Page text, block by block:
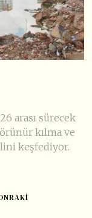
arası sürecek
kılma ve
keşfediyor.